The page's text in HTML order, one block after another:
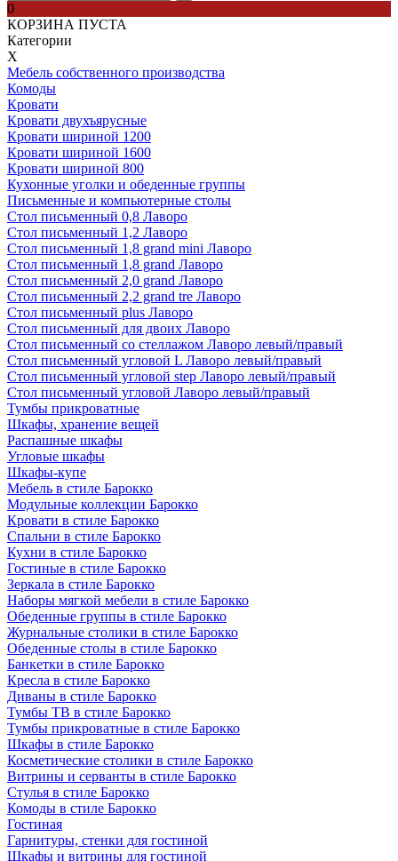
0
КОРЗИНА ПУСТА
Категории
Х
Мебель собственного производства
Комоды
Кровати
Кровати двухъярусные
Кровати шириной 1200
Кровати шириной 1600
Кровати шириной 800
Кухонные уголки и обеденные группы
Письменные и компьютерные столы
Стол письменный 0,8 Лаворо
Стол письменный 1,2 Лаворо
Стол письменный 1,8 grand mini Лаворо
Стол письменный 1,8 grand Лаворо
Стол письменный 2,0 grand Лаворо
Стол письменный 2,2 grand tre Лаворо
Стол письменный plus Лаворо
Стол письменный для двоих Лаворо
Стол письменный со стеллажом Лаворо левый/правый
Стол письменный угловой L Лаворо левый/правый
Стол письменный угловой step Лаворо левый/правый
Стол письменный угловой Лаворо левый/правый
Тумбы прикроватные
Шкафы, хранение вещей
Распашные шкафы
Угловые шкафы
Шкафы-купе
Мебель в стиле Барокко
Модульные коллекции Барокко
Кровати в стиле Барокко
Спальни в стиле Барокко
Кухни в стиле Барокко
Гостиные в стиле Барокко
Зеркала в стиле Барокко
Наборы мягкой мебели в стиле Барокко
Обеденные группы в стиле Барокко
Журнальные столики в стиле Барокко
Обеденные столы в стиле Барокко
Банкетки в стиле Барокко
Кресла в стиле Барокко
Диваны в стиле Барокко
Тумбы ТВ в стиле Барокко
Тумбы прикроватные в стиле Барокко
Шкафы в стиле Барокко
Косметические столики в стиле Барокко
Витрины и серванты в стиле Барокко
Стулья в стиле Барокко
Комоды в стиле Барокко
Гостиная
Гарнитуры, стенки для гостиной
Шкафы и витрины для гостиной